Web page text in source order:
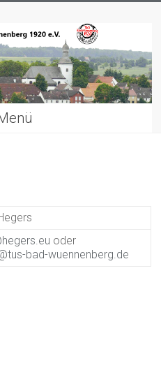
oder
bad-wuennenberg.de